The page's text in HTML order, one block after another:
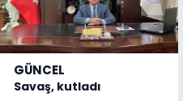
GÜNCEL
Savaş, kutladı